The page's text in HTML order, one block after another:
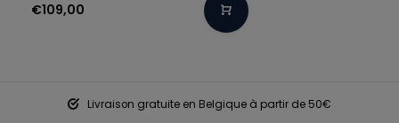
€109,00
Livraison gratuite en Belgique à partir de 50€